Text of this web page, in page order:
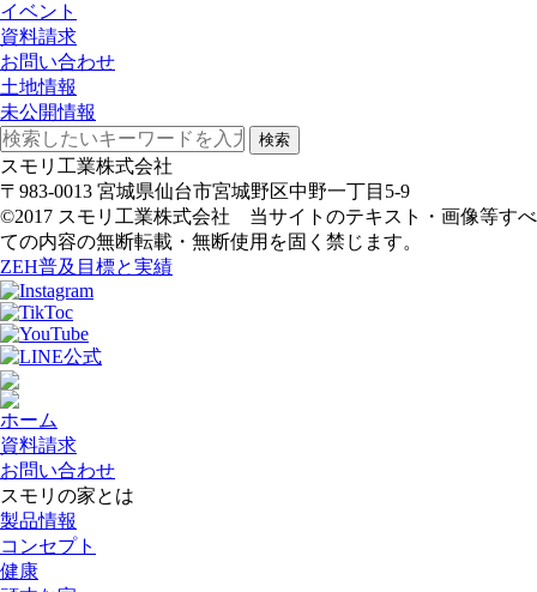
イベント
資料請求
お問い合わせ
土地情報
未公開情報
検索
スモリ工業株式会社
〒983-0013 宮城県仙台市宮城野区中野一丁目5-9
©2017 スモリ工業株式会社 当サイトのテキスト・画像等すべ
ての内容の無断転載・無断使用を固く禁じます。
ZEH普及目標と実績
ホーム
資料請求
お問い合わせ
スモリの家とは
製品情報
コンセプト
健康